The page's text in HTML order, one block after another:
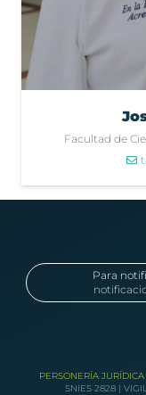
Facultad de
Para
PERSONERÍA JURÍDICA
SNIES 2828 |